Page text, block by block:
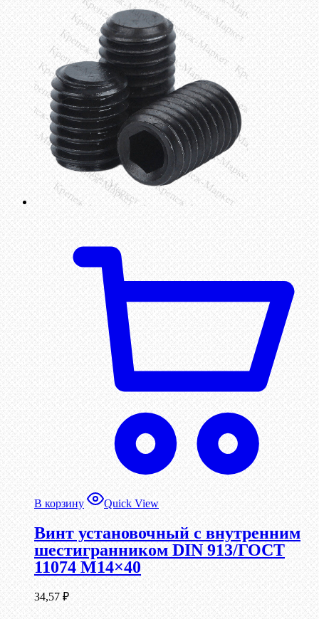
В корзину Quick View
Винт установочный с внутренним
шестигранником DIN 913/ГОСТ
11074 М14×40
34,57 ₽